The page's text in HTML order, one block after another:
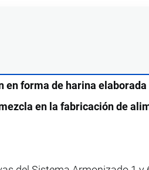
en forma de harina elaborada
en la fabricación de